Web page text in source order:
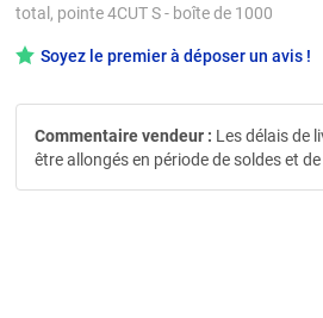
total, pointe 4CUT S - boîte de 1000
Soyez le premier à déposer un avis !
Commentaire vendeur : Les délais de
être allongés en période de soldes et